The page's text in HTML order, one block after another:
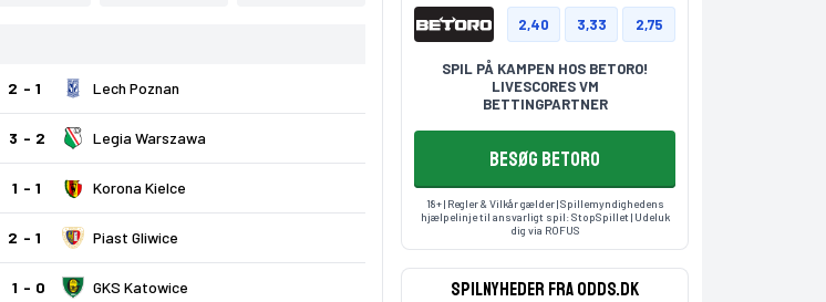
Lech Poznan
2 1
Legia Warszawa
3 2
Korona Kielce
1 1
Piast Gliwice
2 1
GKS Katowice
1 0
2,40 3,33 2,75
SPIL PÅ KAMPEN HOS BETORO!
LIVESCORES VM
BETTINGPARTNER
BESØG BETORO
18+ | Regler & Vilkår gælder | Spillemyndighedens
hjælpelinje til ansvarligt spil:StopSpillet | Udeluk
dig via ROFUS
Spilnyheder fra odds.dk